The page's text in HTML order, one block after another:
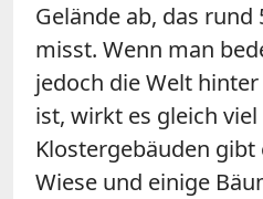
Gelände ab, das
misst. Wenn man
jedoch die Welt
ist, wirkt es gleich
Klostergebäuden
Wiese und einige